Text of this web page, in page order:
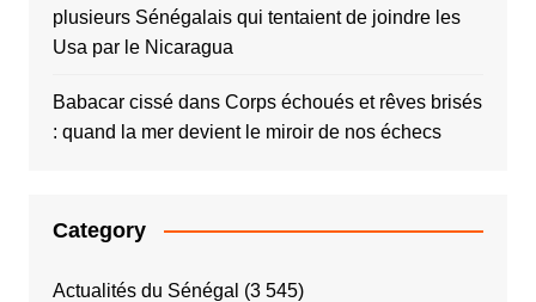
plusieurs Sénégalais qui tentaient de joindre les
Usa par le Nicaragua
Babacar cissédans Corps échoués et rêves brisés
: quand la mer devient le miroir de nos échecs
Category
Actualités du Sénégal (3 545)